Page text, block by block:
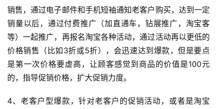
销售，通过电子邮件和手机短袖通知老客户购买，达到一定
销量以后，通过付费推广（加直通车，钻展推广，淘宝客
等）一起推广，再报名淘宝各种活动，通过活动再以更低的
价格销售（比如3折或5折），会迅速达到爆款，但是要点
是第一次价格要虚高，让顾客感觉到商品的价值是100元
的，指导促销价格，扩大促销力度。
4、老客户型爆款，针对老客户的促销活动，或者是淘宝